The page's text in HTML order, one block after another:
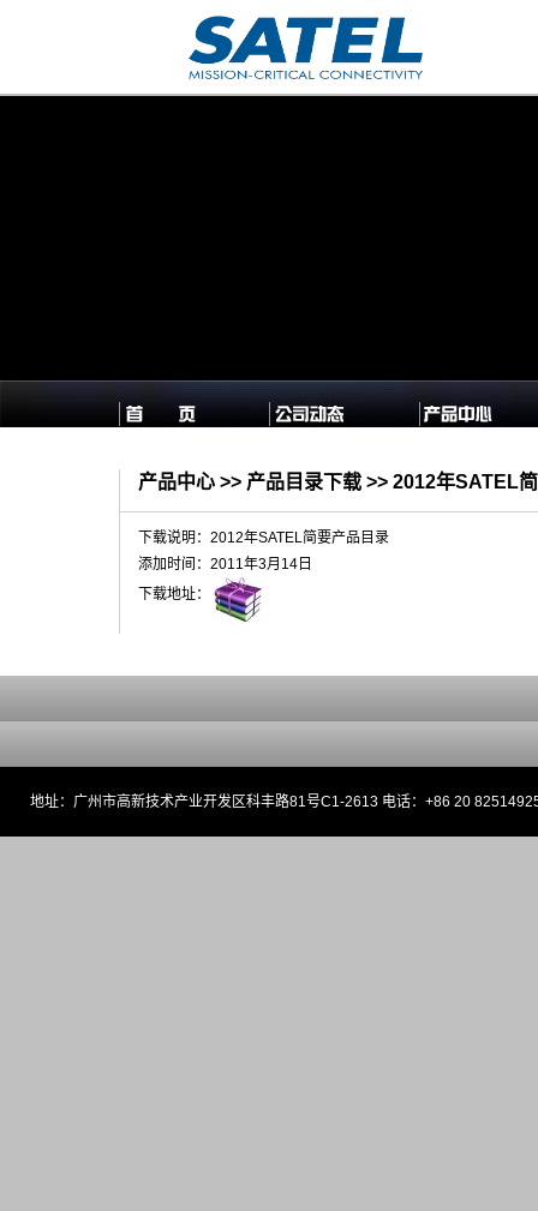
产品中心 >> 产品目录下载 >> 2012年SATEL
下载说明：2012年SATEL简要产品目录
添加时间：2011年3月14日
下载地址：
地址：广州市高新技术产业开发区科丰路81号C1-2613 电话：+86 20